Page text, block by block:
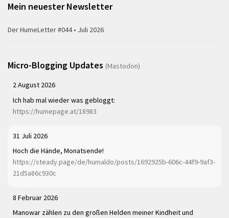
Mein neuester Newsletter
Der HumeLetter #044 • Juli 2026
Micro-Blogging Updates (Mastodon)
2 August 2026
Ich hab mal wieder was gebloggt:
https://humepage.at/18983
31 Juli 2026
Hoch die Hände, Monatsende!
https://steady.page/de/humaldo/posts/1692925b-606c-44f9-9af3-
21d5a86c930c
8 Februar 2026
Manowar zählen zu den großen Helden meiner Kindheit und